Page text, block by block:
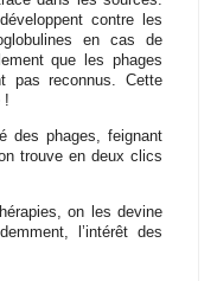
contre les
en cas de
que les phages
pas reconnus. Cette
!
des phages, feignant
trouve en deux clics
on les devine
l’intérêt des